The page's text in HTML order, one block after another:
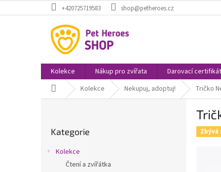
na
+420725719583 shop@petheroes.cz
Kolekce Nákup pro zvířata
Darovací
Domů Kolekce Nekupuj, adoptuj! Tričko
kategorie
Kategorie
Kolekce
Čtení a zvířátka
Zbývá